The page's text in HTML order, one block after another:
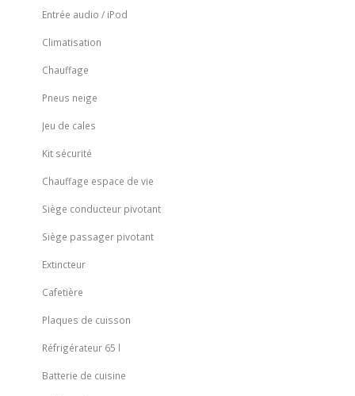
Entrée audio / iPod
Climatisation
Chauffage
Pneus neige
Jeu de cales
Kit sécurité
Chauffage espace de vie
Siège conducteur pivotant
Siège passager pivotant
Extincteur
Cafetière
Plaques de cuisson
Réfrigérateur 65 l
Batterie de cuisine